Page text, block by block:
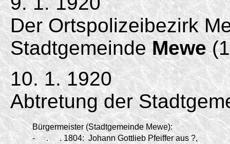
Der Ortspolizeibezirk
StadtgemeindeMewe(1
10. 1. 1920
Abtretung der
Bürgermeister (Stadtgemeinde Mewe):
-
. . 1804: Johann Gottlieb Pfeiffer aus ?,